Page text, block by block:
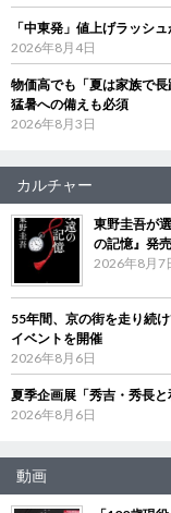
「中東発」値上げラッシ
2026年8月4日
物価高でも「夏は家族で
猛暑への備えも必須
2026年8月3日
カルチャー
東野圭吾が
の記憶』発
2026年8月7
55年間、京の街を走り続
イベントを開催
2026年8月6日
夏季企画展「秀吉・秀長
2026年8月6日
動画